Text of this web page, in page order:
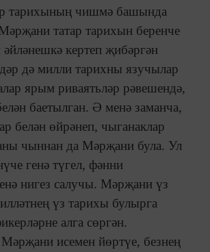
тарихының чишмә башында
татар тарихын беренче
кертеп җибәргән
дә милли тарихны язучылар
ярым риваятьләр рәвешендә,
баетылган. Ә менә заманча,
белән өйрәнеп, чыганаклар
чыннан да Мәрҗани була. Ул
генә түгел, фәнни
нигез салучы. Мәрҗани үз
үз тарихы булырга
алга сөргән.
исемен йөртүе, безнең